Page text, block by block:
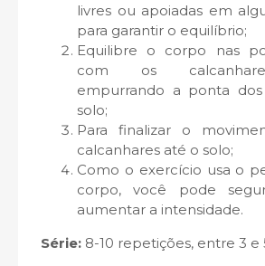
livres ou apoiadas em
para garantir o equilíbrio;
Equilibre o corpo nas
com os
empurrando a ponta
solo;
Para finalizar o
calcanhares até o solo;
Como o exercício usa o
corpo, você pode
aumentar a intensidade.
Série: 8-10 repetições, entre 3 e